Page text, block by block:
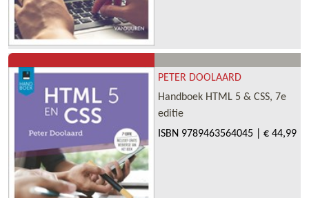
PETER DOOLAARD
Handboek HTML 5 & CSS, 7e
editie
ISBN 9789463564045 € 44,99